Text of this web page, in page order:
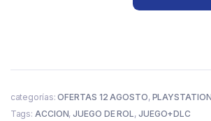
categorías:OFERTAS 12 AGOSTO,
Tags:ACCION,JUEGO DE ROL, JUEGO+DLC